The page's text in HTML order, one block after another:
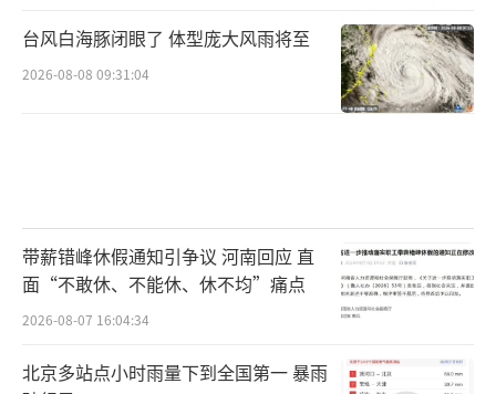
台风白海豚闭眼了 体型庞大风雨将至
2026-08-08 09:31:04
带薪错峰休假通知引争议 河南回应 直
面“不敢休、不能休、休不均”痛点
2026-08-07 16:04:34
北京多站点小时雨量下到全国第一 暴雨